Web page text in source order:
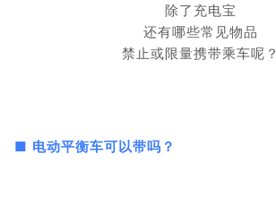
除了充电宝
还有哪些常见物品
禁止或限量携带乘车呢？
■ 电动平衡车可以带吗？